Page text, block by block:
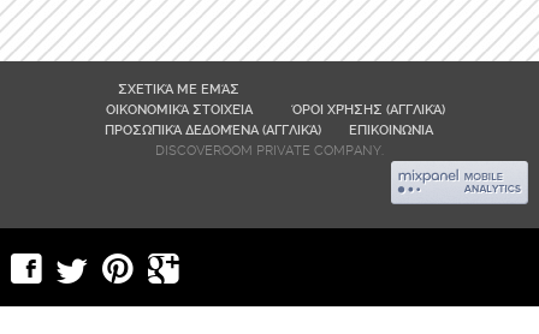
ΣΧΕΤΙΚΆ ΜΕ ΕΜΆΣ
ΟΙΚΟΝΟΜΙΚΆ ΣΤΟΙΧΕΊΑ
ΌΡΟΙ ΧΡΉΣΗΣ (ΑΓΓΛΙΚΆ)
ΠΡΟΣΩΠΙΚΆ ΔΕΔΟΜΈΝΑ (ΑΓΓΛΙΚΆ)
ΕΠΙΚΟΙΝΩΝΊΑ
DISCOVEROOM PRIVATE COMPANY.